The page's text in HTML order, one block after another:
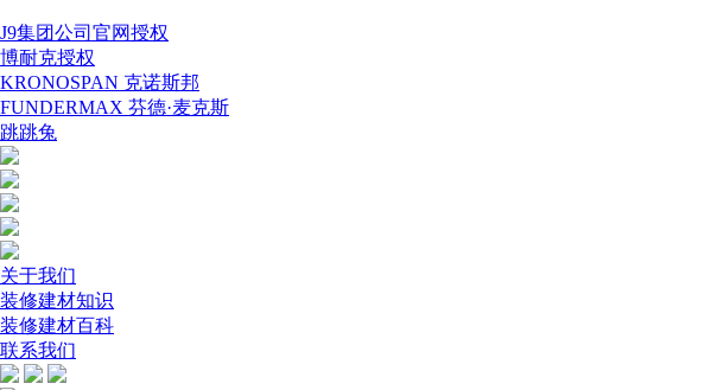
J9集团公司官网授权
博耐克授权
KRONOSPAN 克诺斯邦
FUNDERMAX 芬德·麦克斯
跳跳兔
关于我们
装修建材知识
装修建材百科
联系我们